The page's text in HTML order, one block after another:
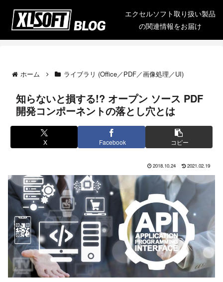
エクセルソフト取り扱い製品
の関連情報をお届け
ホーム ライブラリ (Office／PDF／画像処理／UI)
知らないと損する!? オープン ソース PDF
開発コンポーネントの落とし穴とは
X Facebook コピー
2018.10.24 2021.02.19